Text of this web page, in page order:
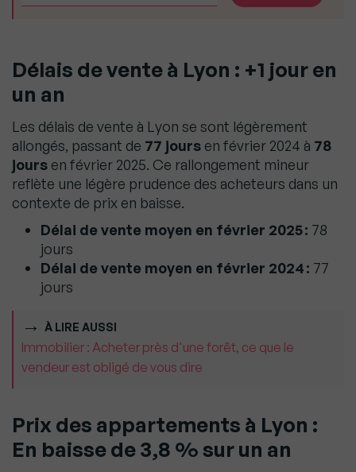
Délais de vente à Lyon : +1 jour en
un an
Les délais de vente à Lyon se sont légèrement
allongés, passant de 77 jours en février 2024 à 78
jours en février 2025. Ce rallongement mineur
reflète une légère prudence des acheteurs dans un
contexte de prix en baisse.
Délai de vente moyen en février 2025 : 78
jours
Délai de vente moyen en février 2024 : 77
jours
À LIRE AUSSI
Immobilier : Acheter près d'une forêt, ce que le
vendeur est obligé de vous dire
Prix des appartements à Lyon :
En baisse de 3,8 % sur un an